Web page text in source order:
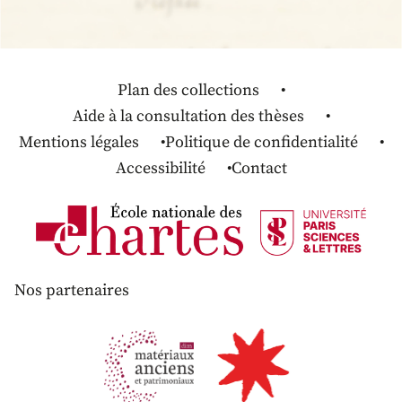
Plan des collections
Aide à la consultation des thèses
Mentions légales
Politique de confidentialité
Accessibilité
Contact
Nos partenaires